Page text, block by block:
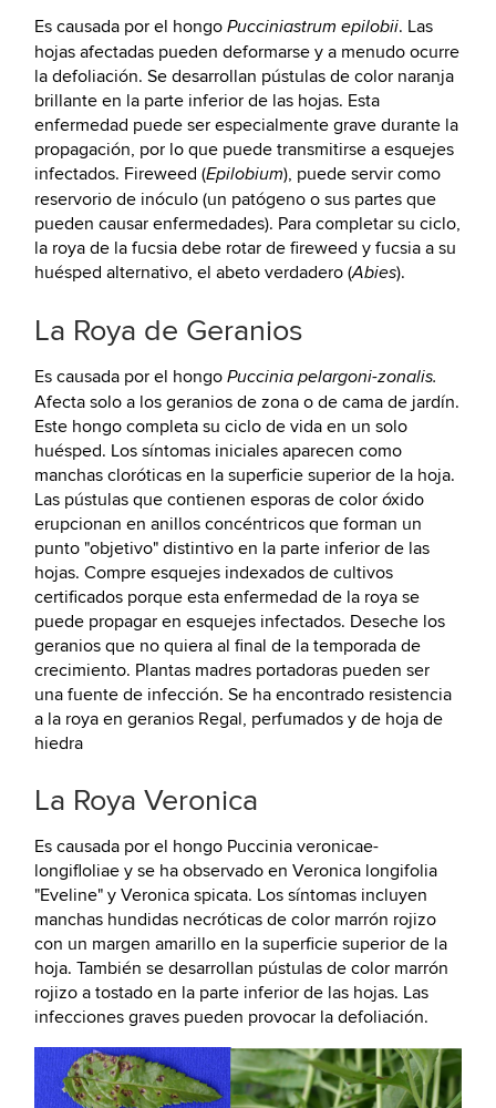
Es causada por el hongo Pucciniastrum epilobii. Las
hojas afectadas pueden deformarse y a menudo ocurre
la defoliación. Se desarrollan pústulas de color naranja
brillante en la parte inferior de las hojas. Esta
enfermedad puede ser especialmente grave durante la
propagación, por lo que puede transmitirse a esquejes
infectados. Fireweed (Epilobium), puede servir como
reservorio de inóculo (un patógeno o sus partes que
pueden causar enfermedades). Para completar su ciclo,
la roya de la fucsia debe rotar de fireweed y fucsia a su
huésped alternativo, el abeto verdadero (Abies).
La Roya de Geranios
Es causada por el hongo Puccinia pelargoni-zonalis.
Afecta solo a los geranios de zona o de cama de jardín.
Este hongo completa su ciclo de vida en un solo
huésped. Los síntomas iniciales aparecen como
manchas cloróticas en la superficie superior de la hoja.
Las pústulas que contienen esporas de color óxido
erupcionan en anillos concéntricos que forman un
punto "objetivo" distintivo en la parte inferior de las
hojas. Compre esquejes indexados de cultivos
certificados porque esta enfermedad de la roya se
puede propagar en esquejes infectados. Deseche los
geranios que no quiera al final de la temporada de
crecimiento. Plantas madres portadoras pueden ser
una fuente de infección. Se ha encontrado resistencia
a la roya en geranios Regal, perfumados y de hoja de
hiedra
La Roya Veronica
Es causada por el hongo Puccinia veronicae-
longifloliae y se ha observado en Veronica longifolia
"Eveline" y Veronica spicata. Los síntomas incluyen
manchas hundidas necróticas de color marrón rojizo
con un margen amarillo en la superficie superior de la
hoja. También se desarrollan pústulas de color marrón
rojizo a tostado en la parte inferior de las hojas. Las
infecciones graves pueden provocar la defoliación.